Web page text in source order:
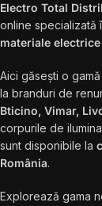
Electro Total
online specializată
materiale
Aici găsești o
la branduri de
Bticino, Vimar,
corpurile de
sunt disponibile la
România.
Explorează gama